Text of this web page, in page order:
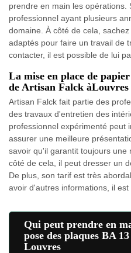
prendre en main les opérations.
professionnel ayant plusieurs
domaine. À côté de cela,
adaptés pour faire un travail de
contacter, il est possible de lui
La mise en place de
de Artisan Falck àLouvres
Artisan Falck fait partie des
des travaux d'entretien des
professionnel expérimenté peut
assurer une meilleure
savoir qu'il garantit toujours une
côté de cela, il peut dresser un
De plus, son tarif est très
avoir d'autres informations, il
Qui peut prendre en
pose des plaques BA
Louvres